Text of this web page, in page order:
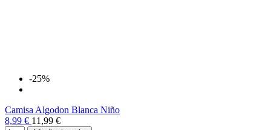
-25%
Camisa Algodon Blanca Niño
8,99 € 11,99 €